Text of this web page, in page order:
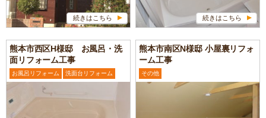
続きはこちら 続きはこちら
熊本市西区H様邸 お風呂・洗
面リフォーム工事
お風呂リフォーム 洗面台リフォーム
熊本市南区N様邸 小屋裏リフォ
ーム工事
その他